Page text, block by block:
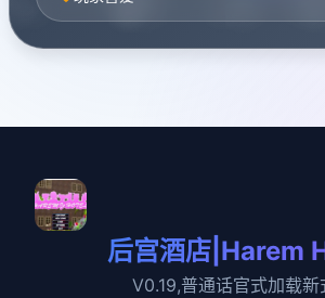
后宫酒店|Harem
V0.19,普通话官式加载新